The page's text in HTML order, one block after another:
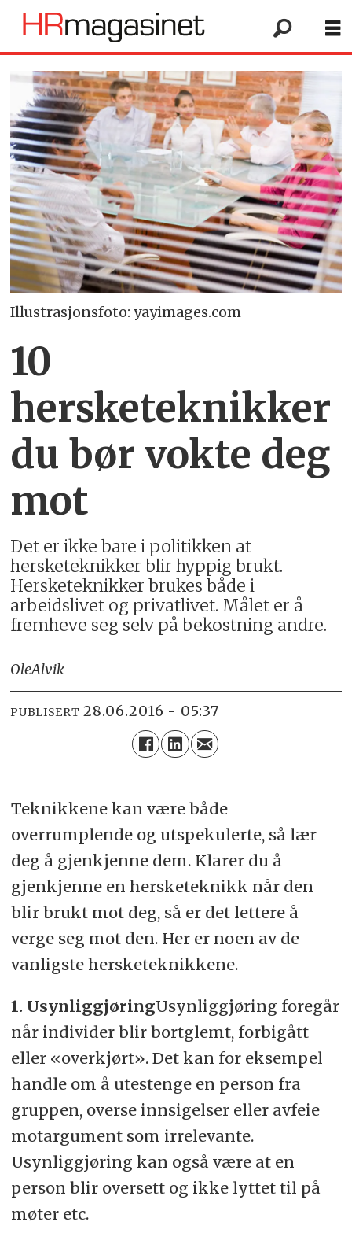
Illustrasjonsfoto: yayimages.com
10
hersketeknikker
du bør vokte deg
mot
Det er ikke bare i politikken at
hersketeknikker blir hyppig brukt.
Hersketeknikker brukes både i
arbeidslivet og privatlivet. Målet er å
fremheve seg selv på bekostning andre.
OleAlvik
PUBLISERT 28.06.2016 - 05:37
Teknikkene kan være både
overrumplende og utspekulerte, så lær
deg å gjenkjenne dem. Klarer du å
gjenkjenne en hersketeknikk når den
blir brukt mot deg, så er det lettere å
verge seg mot den. Her er noen av de
vanligste hersketeknikkene.
1. UsynliggjøringUsynliggjøring foregår
når individer blir bortglemt, forbigått
eller «overkjørt». Det kan for eksempel
handle om å utestenge en person fra
gruppen, overse innsigelser eller avfeie
motargument som irrelevante.
Usynliggjøring kan også være at en
person blir oversett og ikke lyttet til på
møter etc.